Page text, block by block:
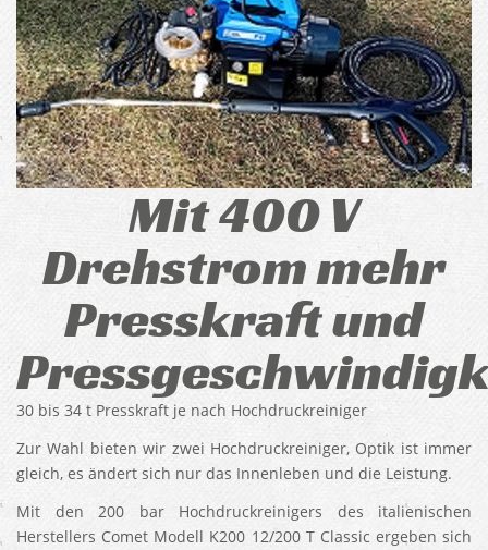
Mit 400 V
Drehstrom mehr
Presskraft und
30 bis 34 t Presskraft je nach Hochdruckreiniger
Zur Wahl bieten wir zwei Hochdruckreiniger, Optik ist immer
gleich, es ändert sich nur das Innenleben und die Leistung.
Mit den 200 bar Hochdruckreinigers des italienischen
Herstellers Comet Modell K200 12/200 T Classic ergeben sich